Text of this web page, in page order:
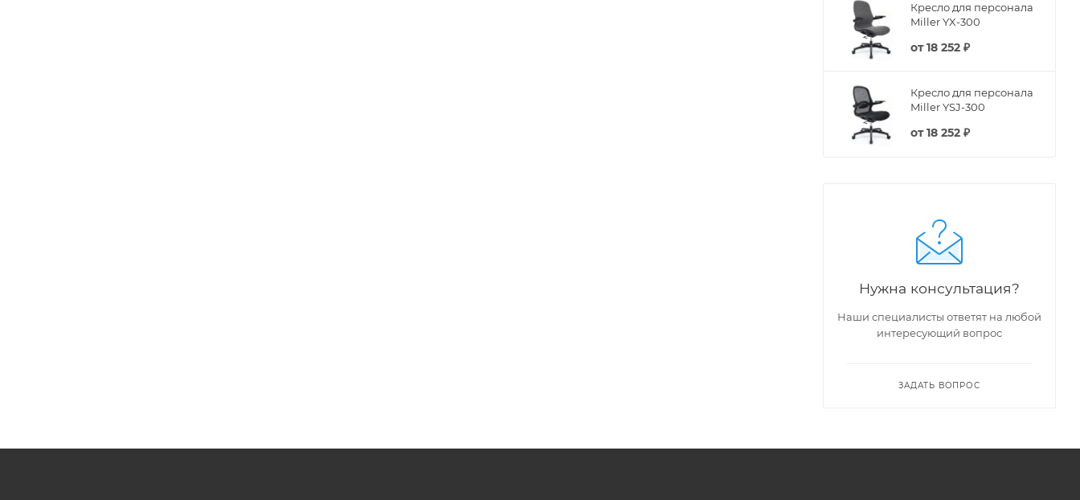
Кресло для персонала
Miller YX-300
от18 252 ₽
Кресло для персонала
Miller YSJ-300
от18 252 ₽
Нужна консультация?
Наши специалисты ответят на любой
интересующий вопрос
ЗАДАТЬ ВОПРОС